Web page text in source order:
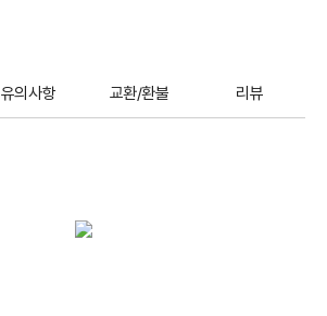
유의사항 교환/환불 리뷰